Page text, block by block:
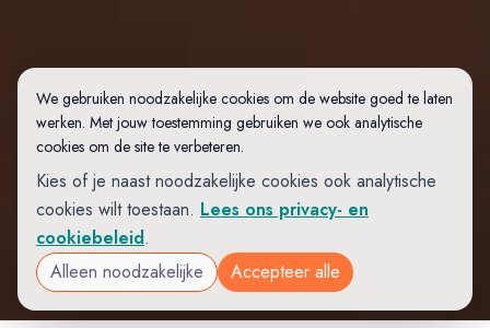
We gebruiken noodzakelijke cookies om de website goed te laten
werken. Met jouw toestemming gebruiken we ook analytische
cookies om de site te verbeteren.
Kies of je naast noodzakelijke cookies ook analytische
cookies wilt toestaan. Lees ons privacy- en
cookiebeleid.
Alleen noodzakelijke
Accepteer alle